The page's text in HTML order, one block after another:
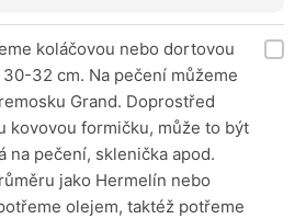
koláčovou nebo dortovou
32 cm. Na pečení můžeme
Grand. Doprostřed
kovovou formičku, může to být
na pečení, sklenička apod.
jako Hermelín nebo
olejem, taktéž potřeme